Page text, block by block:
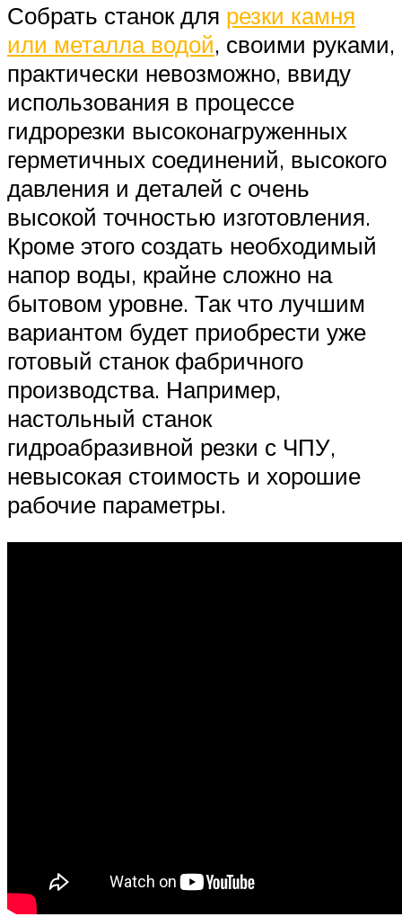
Собрать станок для резки камня
или металла водой, своими руками,
практически невозможно, ввиду
использования в процессе
гидрорезки высоконагруженных
герметичных соединений, высокого
давления и деталей с очень
высокой точностью изготовления.
Кроме этого создать необходимый
напор воды, крайне сложно на
бытовом уровне. Так что лучшим
вариантом будет приобрести уже
готовый станок фабричного
производства. Например,
настольный станок
гидроабразивной резки с ЧПУ,
невысокая стоимость и хорошие
рабочие параметры.